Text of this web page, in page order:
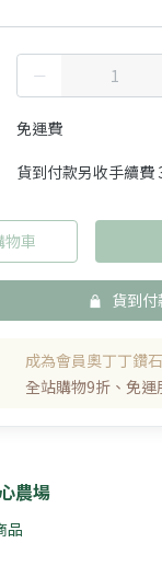
免運費
貨到付款另收手續費
物車
貨到付
成為會員奧丁丁鑽
全站購物9折、免運
農場
品